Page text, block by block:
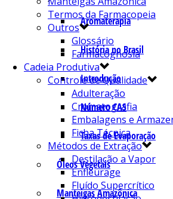
Aromaterapia
História no Brasil
Introdução
Número CAS
Taxas de Evaporação
Óleos Vegetais
Manteigas Amazônica
Termos da Farmacopeia
Outros
Glossário
Farmacognosia
Cadeia Produtiva
Controle de Qualidade
Adulteração
Cromatografia
Embalagens e
Ficha Técnica
Métodos de Extração
Destilação a Vapor
Enfleurage
Fluído Supercrítico